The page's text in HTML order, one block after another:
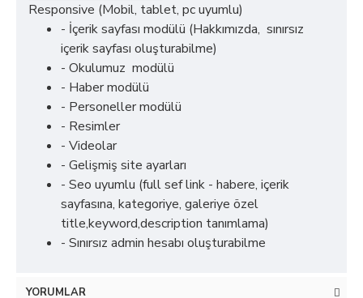
Responsive (Mobil, tablet, pc uyumlu)
- İçerik sayfası modülü (Hakkımızda, sınırsız
içerik sayfası oluşturabilme)
- Okulumuz modülü
- Haber modülü
- Personeller modülü
- Resimler
- Videolar
- Gelişmiş site ayarları
- Seo uyumlu (full sef link - habere, içerik
sayfasına, kategoriye, galeriye özel
title,keyword,description tanımlama)
- Sınırsız admin hesabı oluşturabilme
YORUMLAR